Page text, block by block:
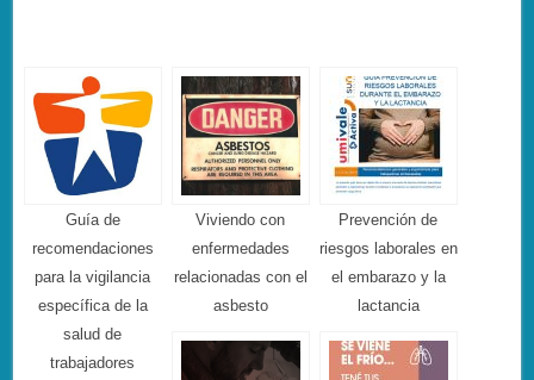
Guía de
recomendaciones
para la vigilancia
específica de la
salud de
trabajadores
Viviendo con
enfermedades
relacionadas con el
asbesto
Prevención de
riesgos laborales en
el embarazo y la
lactancia